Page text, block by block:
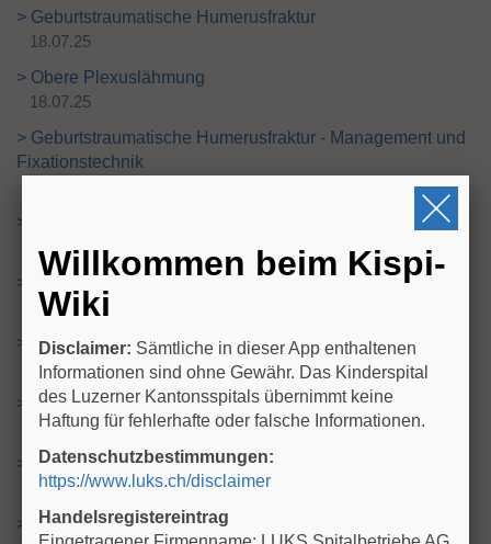
> Geburtstraumatische Humerusfraktur
18.07.25
> Obere Plexuslähmung
18.07.25
> Geburtstraumatische Humerusfraktur - Management und
Fixationstechnik
> Obstipation
08.07.25
> Nicht-invasive Atemunterstützung Neonatologie
02.07.25
> Das hinkende Kind - Algorithmus
02.07.25
> Impfungen - Infoblatt für Eltern
25.06.25
> Impfschema
25.06.25
> Impfungen auf Neonatologie
Willkommen beim Kispi-
Wiki
Disclaimer: Sämtliche in dieser App enthaltenen
Informationen sind ohne Gewähr. Das Kinderspital
des Luzerner Kantonsspitals übernimmt keine
Haftung für fehlerhafte oder falsche Informationen.
Datenschutzbestimmungen:
https://www.luks.ch/disclaimer
Handelsregistereintrag